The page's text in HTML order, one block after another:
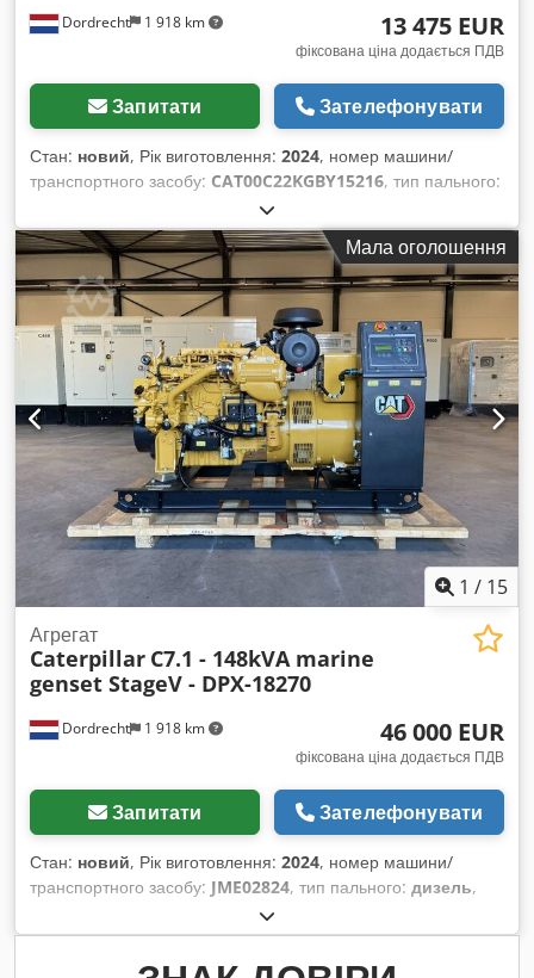
Dordrecht 1 918 km 13 475 EUR
фіксована ціна додається ПДВ
Запитати Зателефонувати
Стан: новий, Рік виготовлення: 2024, номер машини/
транспортного засобу: CAT00C22KGBY15216, тип пального:
Caterpillar C2.2
будівництво Власна вага: 608 кг Потужність генератора: 22
кВА Розміри вантажного відсіку: 176 x 94 x 123 см
Маркування CE: так Codpjyzwmqjfx Am Rorf Об’єм
водяного бака: 66 л Звертайтесь до команди DPX для
отримання додаткової інформації. = Додаткові опції та
обладнання = - Акумулятор - Панель управління - Сталевий
дах - Паливний бак
Мала оголошення
1 / 15
Dordrecht 1 918 km
Агрегат
Caterpillar C7.1 - 148kVA marine
genset StageV - DPX-18270
46 000 EUR
фіксована ціна додається ПДВ
Запитати Зателефонувати
Стан: новий, Рік виготовлення: 2024, номер машини/
транспортного засобу: JME02824, тип пального: дизель,
Caterpillar C7.1
будівництво Cedpfx Aoxw Nctsm Rorf Вага без
навантаження: 1 522 кг Потужність генератора: 148 кВА